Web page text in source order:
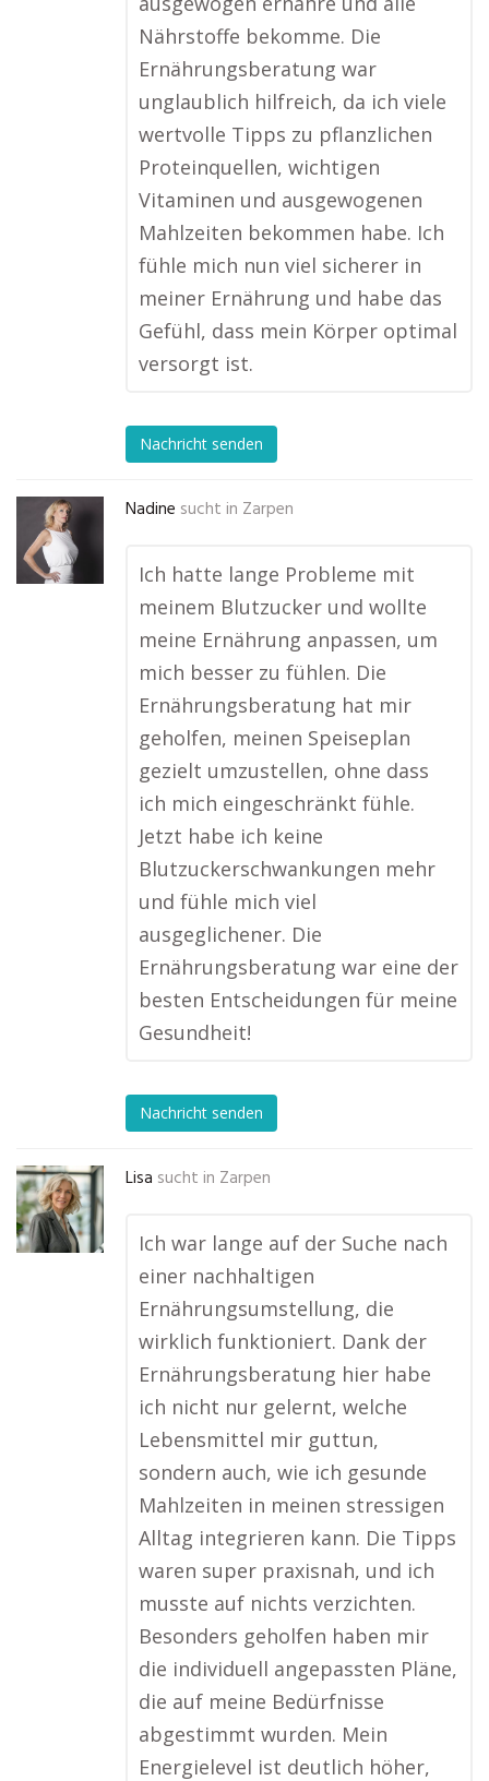
Nährstoffe bekomme. Die
Ernährungsberatung war
unglaublich hilfreich, da ich viele
wertvolle Tipps zu pflanzlichen
Proteinquellen, wichtigen
Vitaminen und ausgewogenen
Mahlzeiten bekommen habe. Ich
fühle mich nun viel sicherer in
meiner Ernährung und habe das
Gefühl, dass mein Körper optimal
versorgt ist.
Nachricht senden
Nadine sucht in Zarpen
Ich hatte lange Probleme mit
meinem Blutzucker und wollte
meine Ernährung anpassen, um
mich besser zu fühlen. Die
Ernährungsberatung hat mir
geholfen, meinen Speiseplan
gezielt umzustellen, ohne dass
ich mich eingeschränkt fühle.
Jetzt habe ich keine
Blutzuckerschwankungen mehr
und fühle mich viel
ausgeglichener. Die
Ernährungsberatung war eine der
besten Entscheidungen für meine
Gesundheit!
Nachricht senden
Lisa sucht in Zarpen
Ich war lange auf der Suche nach
einer nachhaltigen
Ernährungsumstellung, die
wirklich funktioniert. Dank der
Ernährungsberatung hier habe
ich nicht nur gelernt, welche
Lebensmittel mir guttun,
sondern auch, wie ich gesunde
Mahlzeiten in meinen stressigen
Alltag integrieren kann. Die Tipps
waren super praxisnah, und ich
musste auf nichts verzichten.
Besonders geholfen haben mir
die individuell angepassten Pläne,
die auf meine Bedürfnisse
abgestimmt wurden. Mein
Energielevel ist deutlich höher,